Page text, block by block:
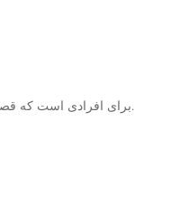
کتاب Complete Ielts Bands 5-6.5 برای افرادی است که قصد دارند نمره ای بین 5 تا 6.5 در آزمون آیلتس کسب نمایند.